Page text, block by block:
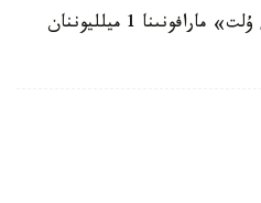
ايتا كەتەيىك، «كىتاپ وقيتىن ۇلت» مارافونىنا 1 ميلليوننان